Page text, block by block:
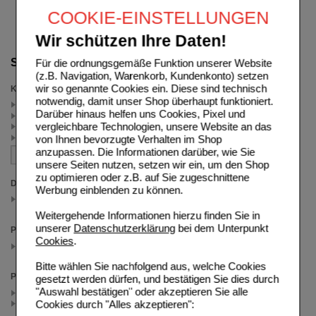
COOKIE-EINSTELLUNGEN
Wir schützen Ihre Daten!
Für die ordnungsgemäße Funktion unserer Website
(z.B. Navigation, Warenkorb, Kundenkonto) setzen
wir so genannte Cookies ein. Diese sind technisch
notwendig, damit unser Shop überhaupt funktioniert.
Darüber hinaus helfen uns Cookies, Pixel und
vergleichbare Technologien, unsere Website an das
von Ihnen bevorzugte Verhalten im Shop
anzupassen. Die Informationen darüber, wie Sie
unsere Seiten nutzen, setzen wir ein, um den Shop
zu optimieren oder z.B. auf Sie zugeschnittene
Werbung einblenden zu können.
Weitergehende Informationen hierzu finden Sie in
unserer Datenschutzerklärungbei dem Unterpunkt
Cookies.
Bitte wählen Sie nachfolgend aus, welche Cookies
gesetzt werden dürfen, und bestätigen Sie dies durch
"Auswahl bestätigen" oder akzeptieren Sie alle
Cookies durch "Alles akzeptieren":
Suche verfeinern
Kategorien
Kopfschmerzen (2)
Migräne (2)
Schmerzen (2)
Wirkstoff ASS (1)
Darreichungsform
Packungsgröße
20 St
Preis
< 7.50 (4)
>= 7.50 (1)